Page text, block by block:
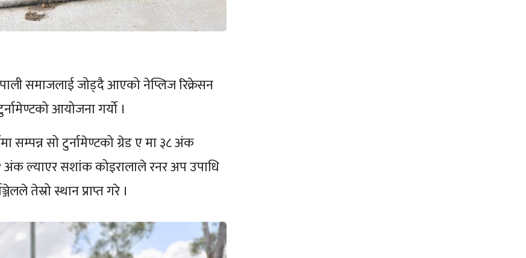
समाजलाई जोड्दै आएको नेप्लिज रिक्रेसन
आयोजना गर्यो ।
सम्पन्न सो टुर्नामेण्टको ग्रेड ए मा ३८ अंक
अंक ल्याएर सशांक कोइरालाले रनर अप उपाधि
तेस्रो स्थान प्राप्त गरे ।